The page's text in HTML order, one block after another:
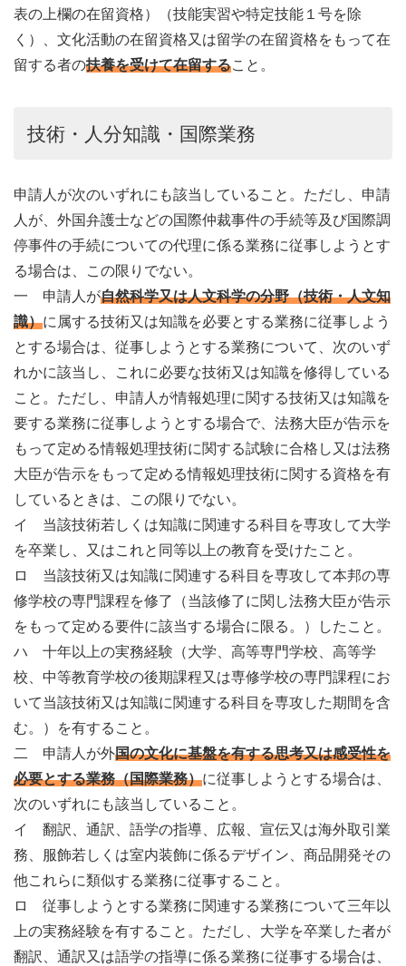
表の上欄の在留資格）（技能実習や特定技能１号を除
く）、文化活動の在留資格又は留学の在留資格をもって在
留する者の扶養を受けて在留すること。
技術・人分知識・国際業務
申請人が次のいずれにも該当していること。ただし、申請
人が、外国弁護士などの国際仲裁事件の手続等及び国際調
停事件の手続についての代理に係る業務に従事しようとす
る場合は、この限りでない。
一 申請人が自然科学又は人文科学の分野（技術・人文知
識）に属する技術又は知識を必要とする業務に従事しよう
とする場合は、従事しようとする業務について、次のいず
れかに該当し、これに必要な技術又は知識を修得している
こと。ただし、申請人が情報処理に関する技術又は知識を
要する業務に従事しようとする場合で、法務大臣が告示を
もって定める情報処理技術に関する試験に合格し又は法務
大臣が告示をもって定める情報処理技術に関する資格を有
しているときは、この限りでない。
イ 当該技術若しくは知識に関連する科目を専攻して大学
を卒業し、又はこれと同等以上の教育を受けたこと。
ロ 当該技術又は知識に関連する科目を専攻して本邦の専
修学校の専門課程を修了（当該修了に関し法務大臣が告示
をもって定める要件に該当する場合に限る。）したこと。
ハ 十年以上の実務経験（大学、高等専門学校、高等学
校、中等教育学校の後期課程又は専修学校の専門課程にお
いて当該技術又は知識に関連する科目を専攻した期間を含
む。）を有すること。
二 申請人が外国の文化に基盤を有する思考又は感受性を
必要とする業務（国際業務）に従事しようとする場合は、
次のいずれにも該当していること。
イ 翻訳、通訳、語学の指導、広報、宣伝又は海外取引業
務、服飾若しくは室内装飾に係るデザイン、商品開発その
他これらに類似する業務に従事すること。
ロ 従事しようとする業務に関連する業務について三年以
上の実務経験を有すること。ただし、大学を卒業した者が
翻訳、通訳又は語学の指導に係る業務に従事する場合は、